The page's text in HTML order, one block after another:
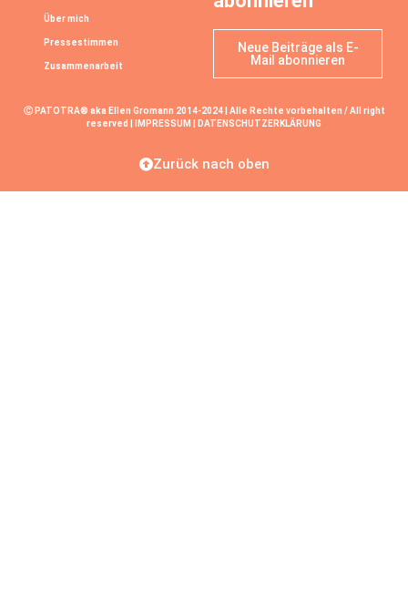
Über mich
Pressestimmen
Zusammenarbeit
Neue Beiträge als E-
Mail abonnieren
Ⓒ PATOTRA® aka Ellen Gromann 2014-2024 | Alle Rechte vorbehalten / All right
reserved |
IMPRESSUM DATENSCHUTZERKLÄRUNG
Zurück nach oben